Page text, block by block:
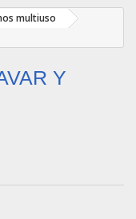
multiuso
Y